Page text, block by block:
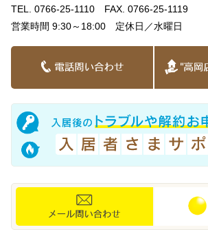
TEL. 0766-25-1110 FAX. 0766-25-1119
営業時間 9:30～18:00 定休日／水曜日